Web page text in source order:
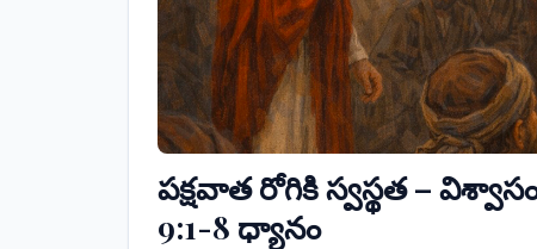
పక్షవాత రోగికి స్వస్థత –
9:1-8 ధ్యానం